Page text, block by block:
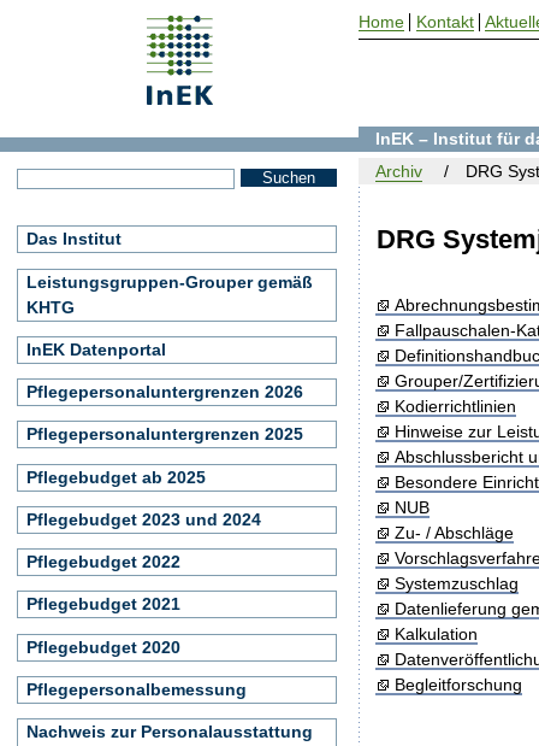
DRG
Fallpauschalen-
Grouper/
Kodierrichtlinien
Hinweise zur
Abschlussbericht
Besondere
NUB
Zu- / Abschläge
Systemzuschlag
Datenlieferung
Kalkulation
Begleitforschung
InEK – Institut für
Archiv
DRG
Das Institut
Leistungsgruppen-Grouper gemäß
KHTG
InEK Datenportal
Pflegepersonaluntergrenzen 2026
Pflegepersonaluntergrenzen 2025
Pflegebudget ab 2025
Pflegebudget 2023 und 2024
Pflegebudget 2022
Pflegebudget 2021
Pflegebudget 2020
Pflegepersonalbemessung
Nachweis zur Personalausstattung
Home Kontakt